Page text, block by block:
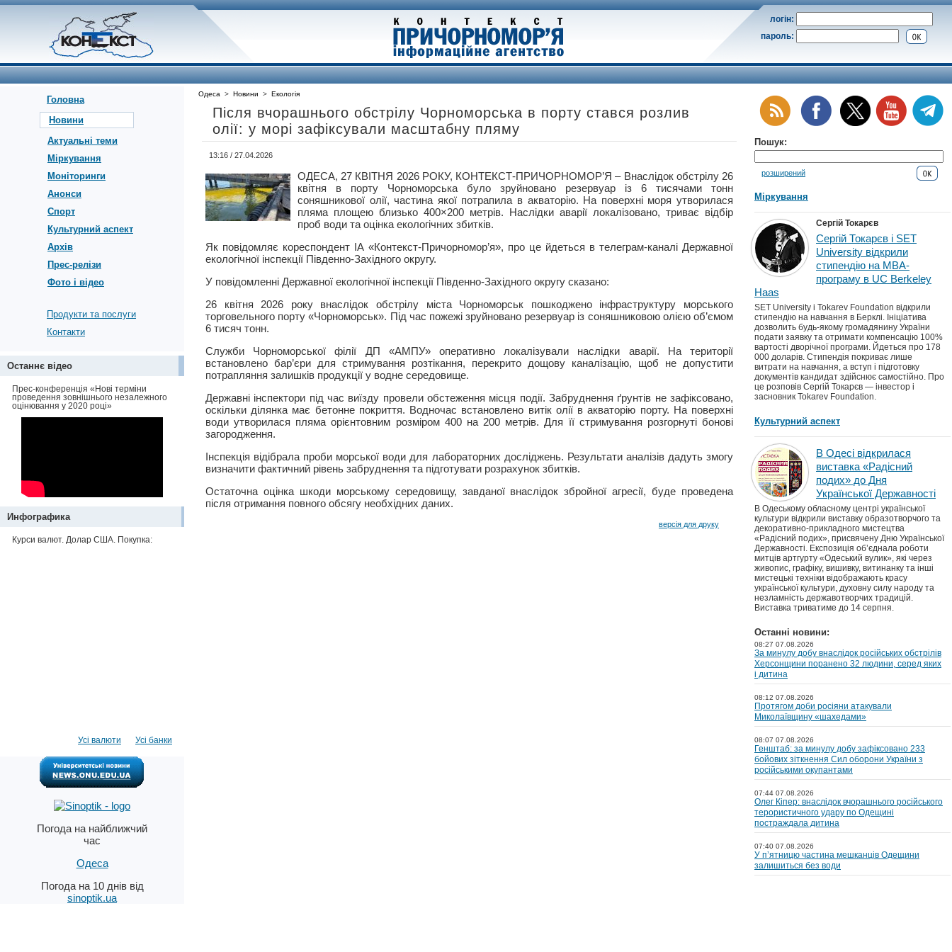
логін:
пароль:
Головна
Новини
Актуальні теми
Міркування
Моніторинги
Анонси
Спорт
Культурний аспект
Архів
Прес-релізи
Фото і відео
Продукти та послуги
Контакти
Останнє відео
Прес-конференція «Нові терміни
проведення зовнішнього незалежного
оцінювання у 2020 році»
Инфографика
Курси валют. Долар США. Покупка:
Усі банки
Усі валюти
Погода на найближчий
час
Одеса
Погода на 10 днів від
sinoptik.ua
Одеса > Новини > Екологія
Після вчорашнього обстрілу Чорноморська в порту стався розлив
олії: у морі зафіксували масштабну пляму
13:16 / 27.04.2026
ОДЕСА, 27 КВІТНЯ 2026 РОКУ, КОНТЕКСТ-ПРИЧОРНОМОР’Я – Внаслідок обстрілу 26
квітня в порту Чорноморська було зруйновано резервуар із 6 тисячами тонн
соняшникової олії, частина якої потрапила в акваторію. На поверхні моря утворилася
пляма площею близько 400×200 метрів. Наслідки аварії локалізовано, триває відбір
проб води та оцінка екологічних збитків.
Як повідомляє кореспондент ІА «Контекст-Причорномор’я», про це йдеться в телеграм-каналі Державної
екологічної інспекції Південно-Західного округу.
У повідомленні Державної екологічної інспекції Південно-Західного округу сказано:
26 квітня 2026 року внаслідок обстрілу міста Чорноморськ пошкоджено інфраструктуру морського
торговельного порту «Чорноморськ». Під час пожежі зруйновано резервуар із соняшниковою олією об’ємом
6 тисяч тонн.
Служби Чорноморської філії ДП «АМПУ» оперативно локалізували наслідки аварії. На території
встановлено бар’єри для стримування розтікання, перекрито дощову каналізацію, щоб не допустити
потрапляння залишків продукції у водне середовище.
Державні інспектори під час виїзду провели обстеження місця події. Забруднення ґрунтів не зафіксовано,
оскільки ділянка має бетонне покриття. Водночас встановлено витік олії в акваторію порту. На поверхні
води утворилася пляма орієнтовним розміром 400 на 200 метрів. Для її стримування розгорнуті бонові
загородження.
Інспекція відібрала проби морської води для лабораторних досліджень. Результати аналізів дадуть змогу
визначити фактичний рівень забруднення та підготувати розрахунок збитків.
Остаточна оцінка шкоди морському середовищу, завданої внаслідок збройної агресії, буде проведена
після отримання повного обсягу необхідних даних.
версія для друку
Пошук:
розширений
Міркування
Сергій Токарєв
Сергій Токарєв і SET
University відкрили
стипендію на MBA-
програму в UC Berkeley
Haas
SET University і Tokarev Foundation відкрили
стипендію на навчання в Берклі. Ініціатива
дозволить будь-якому громадянину України
подати заявку та отримати компенсацію 100%
вартості дворічної програми. Йдеться про 178
000 доларів. Стипендія покриває лише
витрати на навчання, а вступ і підготовку
документів кандидат здійснює самостійно. Про
це розповів Сергій Токарєв — інвестор і
засновник Tokarev Foundation.
Культурний аспект
В Одесі відкрилася
виставка «Радісний
подих» до Дня
Української Державності
В Одеському обласному центрі української
культури відкрили виставку образотворчого та
декоративно-прикладного мистецтва
«Радісний подих», присвячену Дню Української
Державності. Експозиція об’єднала роботи
митців артгурту «Одеський вулик», які через
живопис, графіку, вишивку, витинанку та інші
мистецькі техніки відображають красу
української культури, духовну силу народу та
незламність державотворчих традицій.
Виставка триватиме до 14 серпня.
Останні новини:
08:27 07.08.2026
За минулу добу внаслідок російських обстрілів
Херсонщини поранено 32 людини, серед яких
і дитина
08:12 07.08.2026
Протягом доби росіяни атакували
Миколаївщину «шахедами»
08:07 07.08.2026
Генштаб: за минулу добу зафіксовано 233
бойових зіткнення Сил оборони України з
російськими окупантами
07:44 07.08.2026
Олег Кіпер: внаслідок вчорашнього російського
терористичного удару по Одещині
постраждала дитина
07:40 07.08.2026
У пʼятницю частина мешканців Одещини
залишиться без води